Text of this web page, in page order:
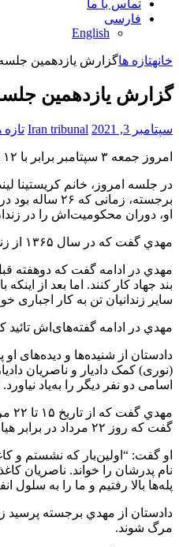
تماس با ما
فارسی
English
خانهتازه هاگزارش یازدهمین جلسه
گزارش یازدهمین
سپتامبر 3, 2021 Iran tribunal تازه
امروز جمعه ۳ سپتامبر برابر با ۱۲ شهریور ۱۴۰۰، یازدهمین جلسه رسیدگی به اتهامات حمید نوری، یکی از عوامل کشتار زندانیان سیاسی در زندان گوهردشت در تابستان ۱۳۶۷ در دادگاه استكهلم برگزار شد.
در جلسه امروز، خانم کریستینا
او، دوران محکومیت‌اش را در
مهدي گفت که در سال ۱۳۶۵ از زندان قزل حصار به زندان گوهردشت منتقل شده است و در آنجا دریافته که اداره کنندگان اصلی زندان گوهردشت، ناصریان ، داود لشکری و حمید نوری (عباسی) بودند.
مهدي در ادامه گفت که دوهفته
سایر زندانیان تن به کار اجباری
مهدي در ادامه گفته‌های‌اش تائید کرد که کشتار زندانیان از روز ۸ مرداد آغاز شد و
دادستان از شنیده‌ها و دیده‌های
(نوری) کمک دادیار و ناصریان
اسامی دو نفر دیگر را به‌یاد
گفت که روز ۲۲ مرداد در برابر هیات مرگ وادار شده به درخواست ابراهيم رئیسی برای مصاحبه تلویزیونی و اعتراف اجباري پاسخ مثبت دهد.
او گفت: “اولین‌بار که نشستم و
نام پدرشان را ‌خواند. ناصریان
پله‌ها بالا رفتیم و ما را به سلول
دادستان از مهدي برجسته
مرگ شوند.